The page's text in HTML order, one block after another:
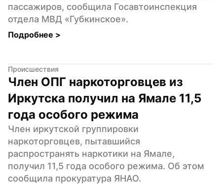
пассажиров, сообщила Госавтоинспекция
отдела МВД «Губкинское».
Подробнее >
Происшествия
Член ОПГ наркоторговцев из
Иркутска получил на Ямале 11,5
года особого режима
Член иркутской группировки
наркоторговцев, пытавшийся
распространять наркотики на Ямале,
получил 11,5 года особого режима. Об этом
сообщила прокуратура ЯНАО.